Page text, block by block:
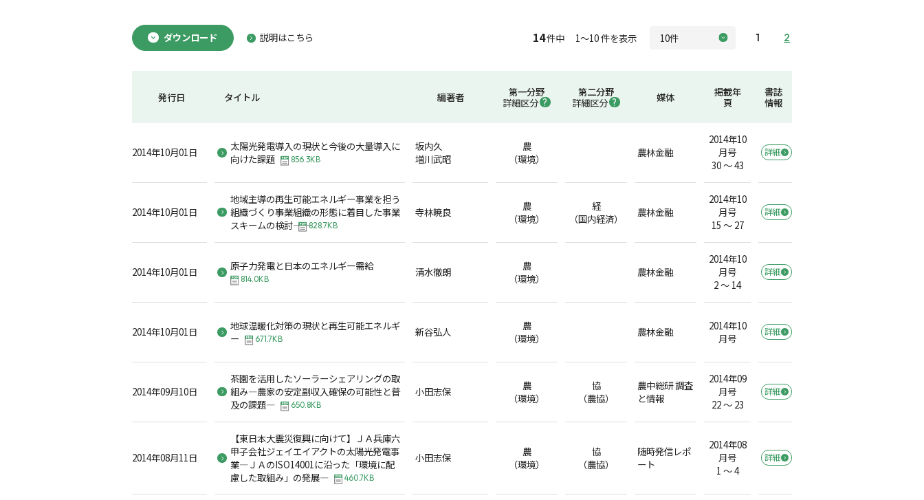
ダウンロード 説明はこちら 14件中 1～10 件を表示 1 2
発行日 タイトル 編著者
第一分野
詳細区分
第二分野
詳細区分
媒体
掲載年
頁
書誌
情報
2014年10月01日
太陽光発電導入の現状と今後の大量導入に
向けた課題
856.3KB
坂内久
増川武昭
農
（環境）
農林金融
2014年10
月号
30 ～ 43
詳細
2014年10月01日
地域主導の再生可能エネルギー事業を担う
組織づくり――事業組織の形態に着目した事業
スキームの検討――
828.7KB
寺林暁良
農
（環境）
経
（国内経済）
農林金融
2014年10
月号
15 ～ 27
詳細
2014年10月01日 原子力発電と日本のエネルギー需給
814.0KB
清水徹朗
農
（環境）
農林金融
2014年10
月号
2 ～ 14
詳細
2014年10月01日
地球温暖化対策の現状と再生可能エネルギ
ー
671.7KB
新谷弘人
農
（環境）
農林金融
2014年10
月号
詳細
2014年09月10日
茶園を活用したソーラーシェアリングの取
組み―農家の安定副収入確保の可能性と普
及の課題―
650.8KB
小田志保
農
（環境）
協
（農協）
農中総研 調査
と情報
2014年09
月号
22 ～ 23
詳細
2014年08月11日
【東日本大震災復興に向けて】ＪＡ兵庫六
甲子会社ジェイエイアクトの太陽光発電事
業―ＪＡのISO14001に沿った「環境に配
慮した取組み」の発展―
460.7KB
小田志保
農
（環境）
協
（農協）
随時発信レポ
ート
2014年08
月号
1 ～ 4
詳細